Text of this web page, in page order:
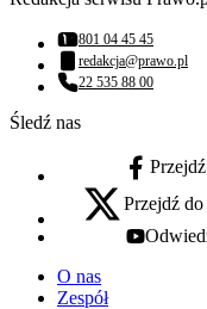
Numer telefonu:
801 04 45 45
Adres email:
redakcja@prawo.pl
Numer telefonu:
22 535 88 00
Śledź nas
facebook -
x - otwiera się w
Przejdź
youtube -
O nas
Zespół